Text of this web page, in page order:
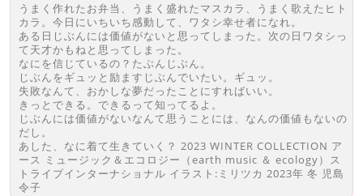
うまく作れたお弁当、うまく盛れたマスカラ、うまく歌えたヒト
カラ。今日にいちいち感動して、ワタシ幸せ者になれ。
ある日じぶんには価値がないと思ってしまった。次の日ワタシっ
て天才かもねと思ってしまった。
なにを信じているの？たぶんじぶん。
じぶんをギュッと励ますじぶんでいたい。ギュッ。
失敗なんて、おかしな夢だったことにすればいい。
きっとできる。できるって知ってるよ。
じぶんには価値がないなんて思うことには、なんの価値もないの
だし。
あした、なに着て生きていく？ 2023 WINTER COLLECTION ア
ース ミュージック＆エコロジー（earth music ＆ ecology）ス
トライプインターナショナル イラスト:ミリツカ 2023年 冬 児島
令子